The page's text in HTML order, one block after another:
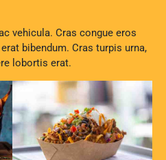
vehicula. Cras congue eros
bibendum. Cras turpis urna,
lobortis erat.